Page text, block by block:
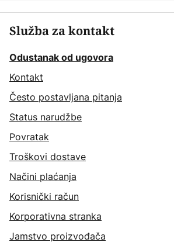
Služba za kontakt
Odustanak od ugovora
Kontakt
Često postavljana pitanja
Status narudžbe
Povratak
Troškovi dostave
Načini plaćanja
Korisnički račun
Korporativna stranka
Jamstvo proizvođača